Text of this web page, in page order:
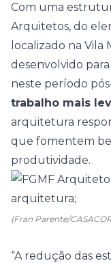
Com uma
Arquitetos, do
localizado na Vila
desenvolvido
neste período
trabalho mais
arquitetura
que fomentem
produtividade.
(Fran Parente/
“A redução das